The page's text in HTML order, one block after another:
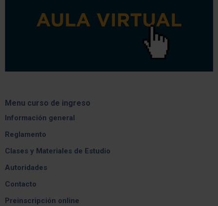
Menu curso de ingreso
Información general
Reglamento
Clases y Materiales de Estudio
Autoridades
Contacto
Preinscripción online